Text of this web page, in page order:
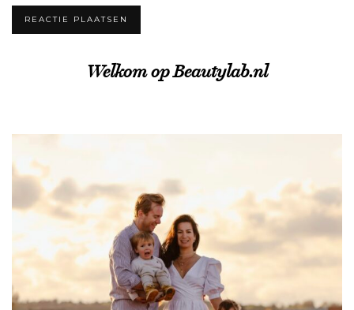
Welkom op Beautylab.nl